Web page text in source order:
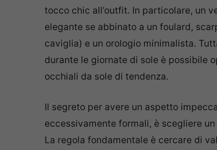
tocco chic all’outfit. In particolare, un
elegante se abbinato a un foulard,
caviglia) e un orologio minimalista.
durante le giornate di sole è possibile
occhiali da sole di tendenza.
Il segreto per avere un aspetto
eccessivamente formali, è scegliere
La regola fondamentale è cercare di